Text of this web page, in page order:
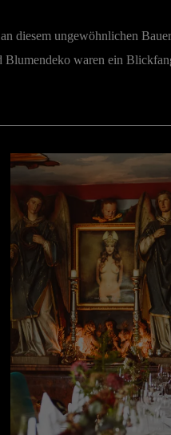
diesem ungewöhnlichen
Blumendeko waren ein